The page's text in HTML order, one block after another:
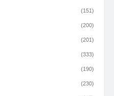
(151)
(200)
(201)
(333)
(190)
(230)